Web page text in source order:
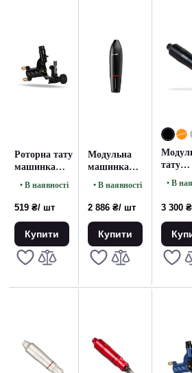
Роторна тату
машинка
Rotary
Black
• В наявності
519 ₴/ шт
Купити
Модульна
машинка
MAST Space
Mast
• В наявності
2 886 ₴/ шт
Купити
тату
• В
3 300 ₴